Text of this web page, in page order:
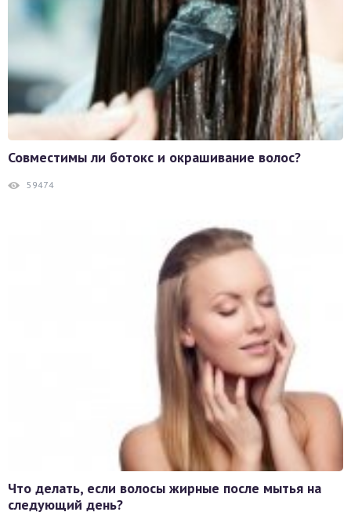
Совместимы ли ботокс и окрашивание волос?
59474
Что делать, если волосы жирные после мытья на
следующий день?